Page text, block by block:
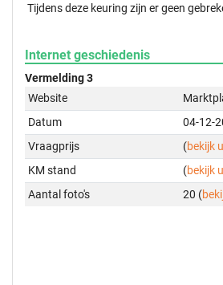
Tijdens deze keuring zijn er geen
Internet geschiedenis
Vermelding 3
Website
Datum
04-12-
Vraagprijs
(bekijk
KM stand
(bekijk
Aantal foto's
20 (